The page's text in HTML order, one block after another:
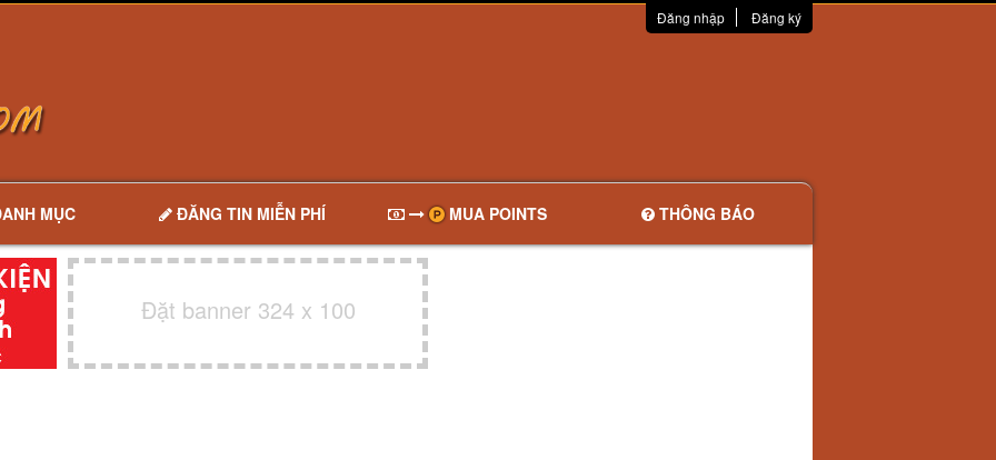
Đăng nhập Đăng ký
MỤC ĐĂNG TIN MIỄN PHÍ MUA POINTS THÔNG BÁO
Đặt banner 324 x 100